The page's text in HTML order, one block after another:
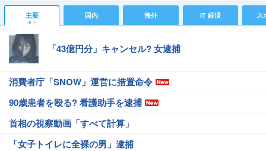
主要 国内 海外 IT 経済 ス
「43億円分」キャンセル? 女逮捕
消費者庁「SNOW」運営に措置命令
90歳患者を殴る? 看護助手を逮捕
首相の視察動画「すべて計算」
「女子トイレに全裸の男」逮捕